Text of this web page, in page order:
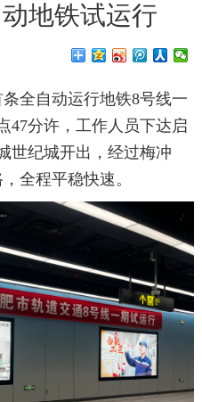
地铁试运行
全自动运行地铁8号线一
47分许，工作人员下达启
世纪城开出，经过梅冲
全程平稳快速。